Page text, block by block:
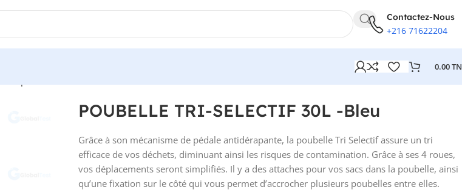
Contactez-Nous
+216 71622204
0.00
POUBELLE TRI-SELECTIF 30L -Bleu
Grâce à son mécanisme de pédale antidérapante, la poubelle Tri Selectif assure un tri
efficace de vos déchets, diminuant ainsi les risques de contamination. Grâce à ses 4 roues,
vos déplacements seront simplifiés. Il y a des attaches pour vos sacs dans la poubelle, ainsi
qu’une fixation sur le côté qui vous permet d’accrocher plusieurs poubelles entre elles.